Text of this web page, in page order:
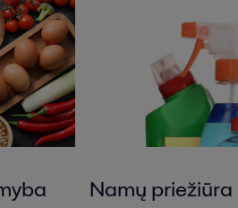
Namų priežiūra